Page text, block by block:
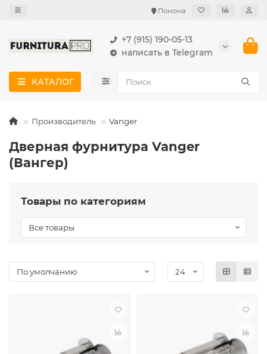
Помона
+7 (915) 190-05-13
написать в Telegram
КАТАЛОГ
Производитель Vanger
Дверная фурнитура Vanger
(Вангер)
Товары по категориям